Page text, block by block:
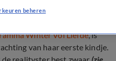
Winter Vol Liefde, is
van haar eerste kindje.
beheren